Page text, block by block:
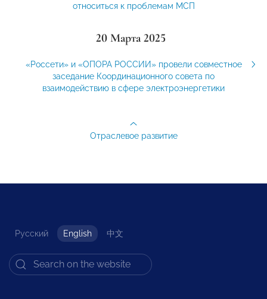
относиться к проблемам МСП
20 Марта 2025
«Россети» и «ОПОРА РОССИИ» провели совместное
заседание Координационного совета по
взаимодействию в сфере электроэнергетики
Отраслевое развитие
Русский English 中文